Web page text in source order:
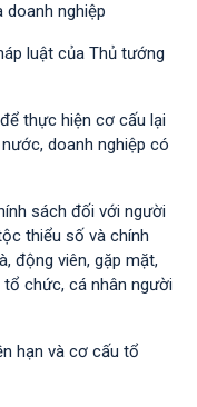
doanh nghiệp
luật của Thủ tướng
thực hiện cơ cấu lại
doanh nghiệp có
sách đối với người
thiểu số và chính
động viên, gặp mặt,
chức, cá nhân người
hạn và cơ cấu tổ